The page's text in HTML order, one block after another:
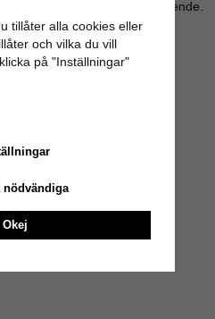
prägel och ett helt nytt utseende.
tillåter alla cookies eller
och vilka du vill
på "Inställningar"
nödvändiga
Okej